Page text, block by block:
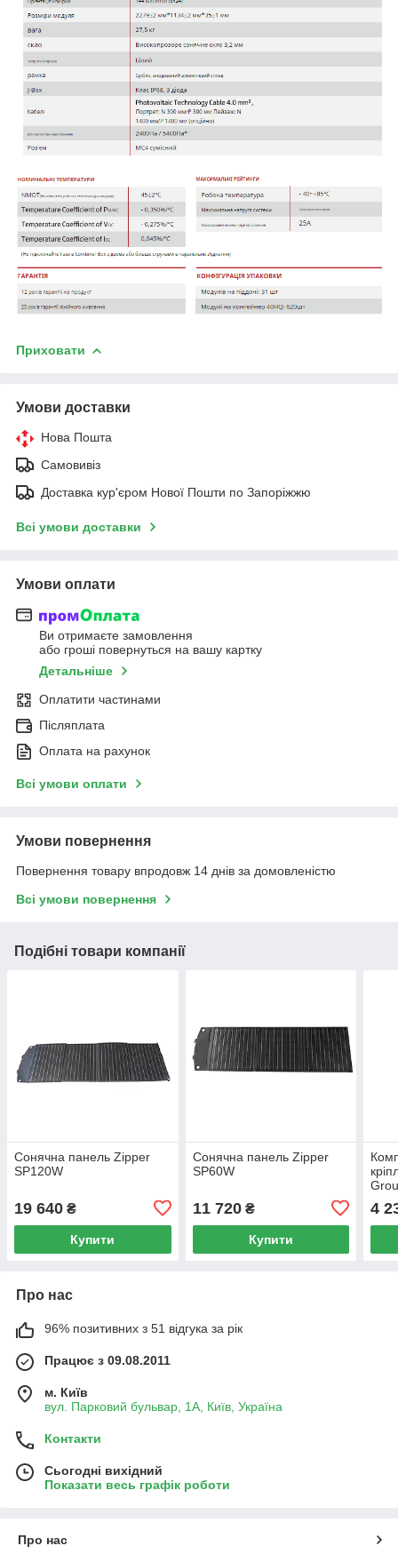
Приховати
Умови доставки
Нова Пошта
Самовивіз
Доставка кур'єром Нової Пошти по Запоріжжю
Всі умови доставки
Умови оплати
Ви отримаєте замовлення
або гроші повернуться на вашу картку
Детальніше
Оплатити частинами
Післяплата
Оплата на рахунок
Всі умови оплати
Умови повернення
Повернення товару впродовж 14 днів за домовленістю
Всі умови повернення
Подібні товари компанії
Сонячна панель Zipper
SP120W
19 640 ₴
Купити
Сонячна панель Zipper
SP60W
11 720₴
Купити
4
Про нас
96% позитивних з 51 відгука за рік
Працює з 09.08.2011
м. Київ
вул. Парковий бульвар, 1А, Київ, Україна
Контакти
Сьогодні вихідний
Показати весь графік роботи
Про нас